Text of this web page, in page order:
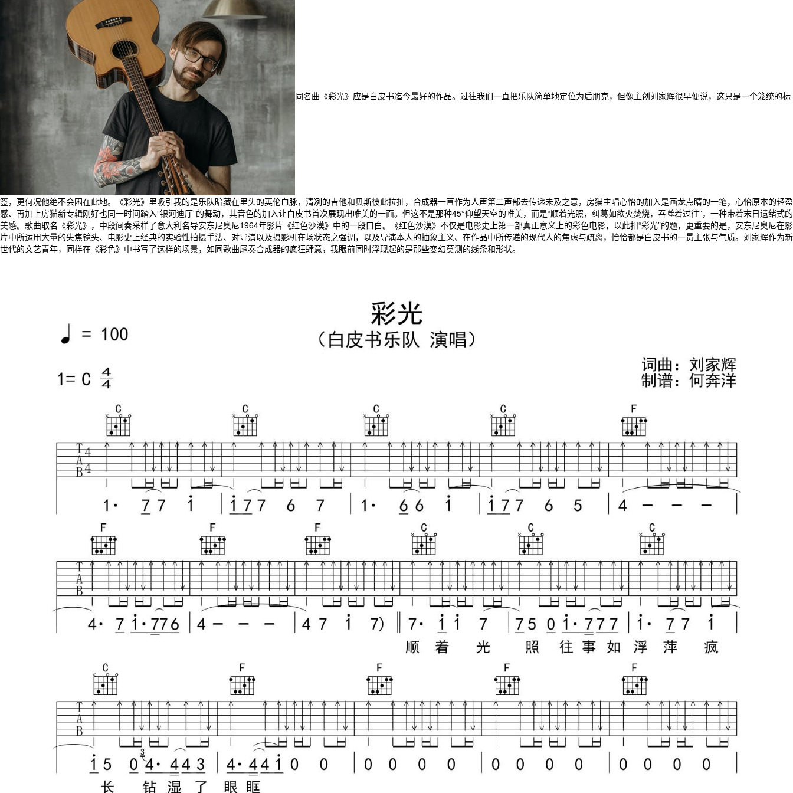
同名曲《彩光》应是白皮书迄今最好的作品。过往我们一直把乐队简单地定位为后朋克，但像主创刘家辉很早便说，这只是一个笼统的标
签，更何况他绝不会困在此地。《彩光》里吸引我的是乐队暗藏在里头的英伦血脉，清冽的吉他和贝斯彼此拉扯，合成器一直作为人声第二声部去传递未及之意，房猫主唱心怡的加入是画龙点睛的一笔，心怡原本的轻盈
感、再加上房猫新专辑刚好也同一时间踏入“银河迪厅”的舞动，其音色的加入让白皮书首次展现出唯美的一面。但这不是那种45°仰望天空的唯美，而是“顺着光照，纠葛如欲火焚烧，吞噬着过往”，一种带着末日遗绪式的
美感。歌曲取名《彩光》，中段间奏采样了意大利名导安东尼奥尼1964年影片《红色沙漠》中的一段口白。《红色沙漠》不仅是电影史上第一部真正意义上的彩色电影，以此扣“彩光”的题，更重要的是，安东尼奥尼在影
片中所运用大量的失焦镜头、电影史上经典的实验性拍摄手法、对导演以及摄影机在场状态之强调，以及导演本人的抽象主义、在作品中所传递的现代人的焦虑与疏离，恰恰都是白皮书的一贯主张与气质。刘家辉作为新
世代的文艺青年，同样在《彩色》中书写了这样的场景，如同歌曲尾奏合成器的疯狂肆意，我眼前同时浮现起的是那些变幻莫测的线条和形状。